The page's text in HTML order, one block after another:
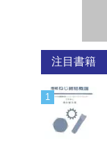
注目書籍